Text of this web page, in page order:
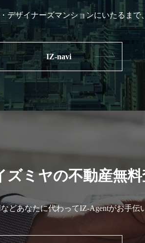
デザイナーズマンションにいたるまで
IZ-navi
ズミヤの不動産無
どあなたに代わってIZ-Agentがお手伝